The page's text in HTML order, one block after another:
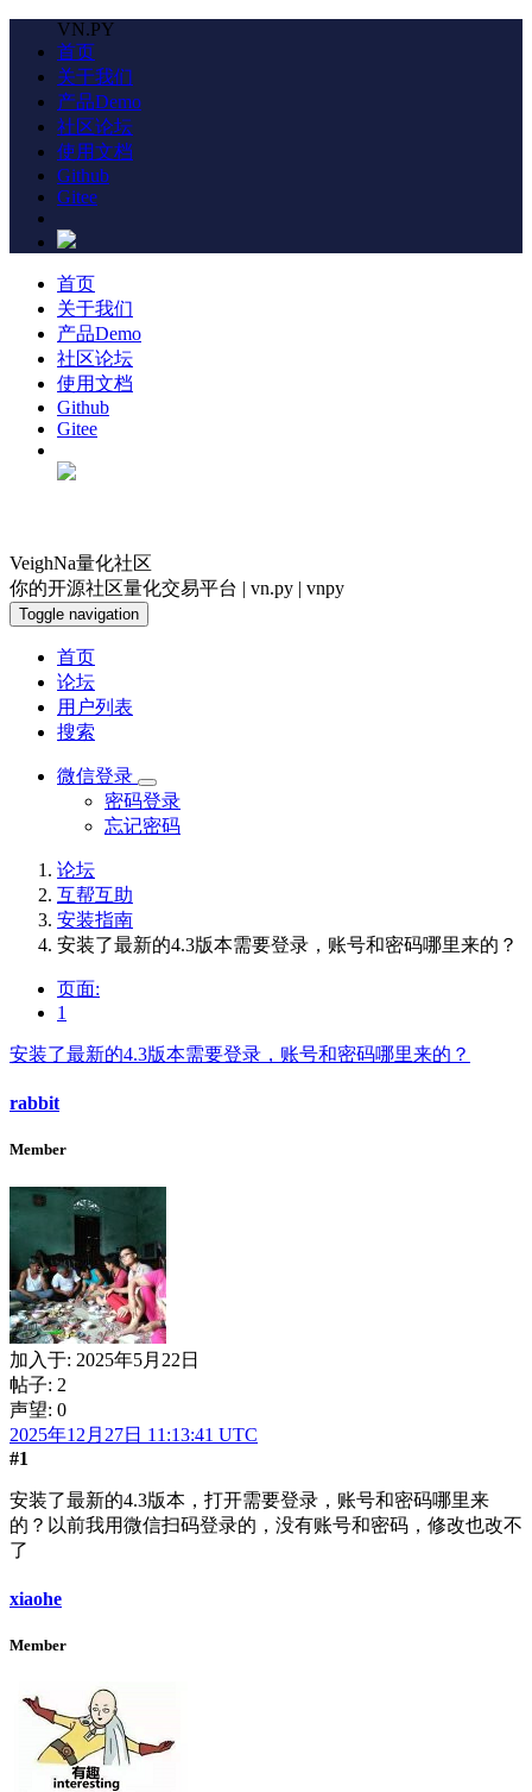
VN.PY
首页
关于我们
产品Demo
社区论坛
使用文档
Github
Gitee
首页
关于我们
产品Demo
社区论坛
使用文档
Github
Gitee
VeighNa量化社区
你的开源社区量化交易平台 | vn.py | vnpy
Toggle navigation
首页
论坛
用户列表
搜索
微信登录
密码登录
忘记密码
论坛
互帮互助
安装指南
安装了最新的4.3版本需要登录，账号和密码哪里来的？
页面:
1
安装了最新的4.3版本需要登录，账号和密码哪里来的？
rabbit
Member
加入于: 2025年5月22日
帖子: 2
声望: 0
2025年12月27日 11:13:41 UTC
#1
安装了最新的4.3版本，打开需要登录，账号和密码哪里来
的？以前我用微信扫码登录的，没有账号和密码，修改也改不
了
xiaohe
Member